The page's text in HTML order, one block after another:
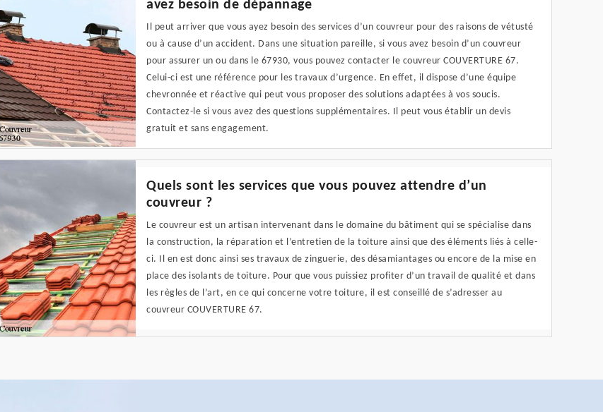
avez besoin de dépannage
Il peut arriver que vous ayez besoin des services d’un couvreur pour des raisons de vétusté
ou à cause d’un accident. Dans une situation pareille, si vous avez besoin d’un couvreur
pour assurer un ou dans le 67930, vous pouvez contacter le couvreur COUVERTURE 67.
Celui-ci est une référence pour les travaux d’urgence. En effet, il dispose d’une équipe
chevronnée et réactive qui peut vous proposer des solutions adaptées à vos soucis.
Contactez-le si vous avez des questions supplémentaires. Il peut vous établir un devis
gratuit et sans engagement.
Quels sont les services que vous pouvez attendre d’un
couvreur ?
Le couvreur est un artisan intervenant dans le domaine du bâtiment qui se spécialise dans
la construction, la réparation et l’entretien de la toiture ainsi que des éléments liés à celle-
ci. Il en est donc ainsi ses travaux de zinguerie, des désamiantages ou encore de la mise en
place des isolants de toiture. Pour que vous puissiez profiter d’un travail de qualité et dans
les règles de l’art, en ce qui concerne votre toiture, il est conseillé de s’adresser au
couvreur COUVERTURE 67.